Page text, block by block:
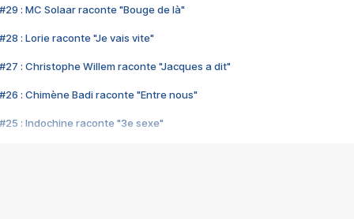
#29 : MC Solaar raconte "Bouge de là"
#28 : Lorie raconte "Je vais vite"
#27 : Christophe Willem raconte "Jacques a dit"
#26 : Chimène Badi raconte "Entre nous"
#25 : Indochine raconte "3e sexe"